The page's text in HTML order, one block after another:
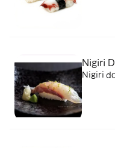
Nigiri
Nigiri